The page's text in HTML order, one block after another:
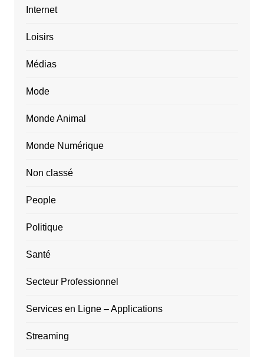
Internet
Loisirs
Médias
Mode
Monde Animal
Monde Numérique
Non classé
People
Politique
Santé
Secteur Professionnel
Services en Ligne – Applications
Streaming